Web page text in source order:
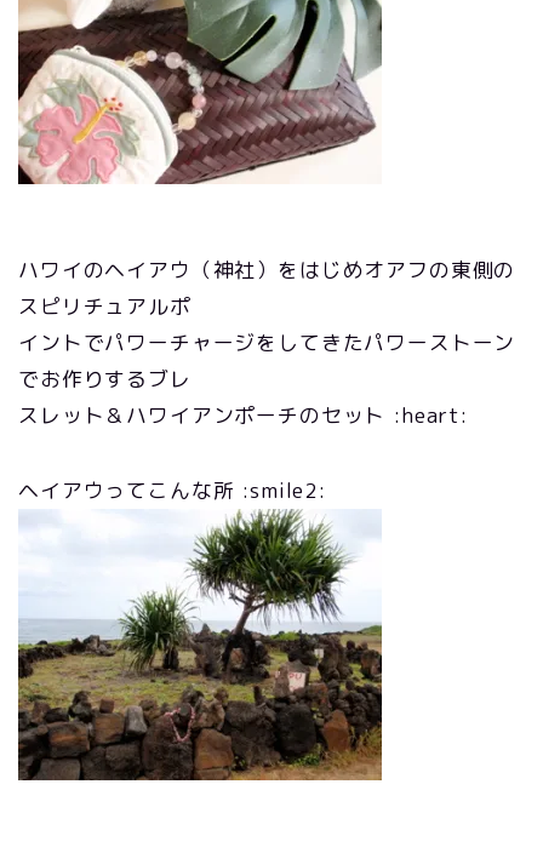
ハワイのヘイアウ（神社）をはじめオアフの東側の
スピリチュアルポ
イントでパワーチャージをしてきたパワーストーン
でお作りするブレ
スレット＆ハワイアンポーチのセット :heart:
ヘイアウってこんな所 :smile2: